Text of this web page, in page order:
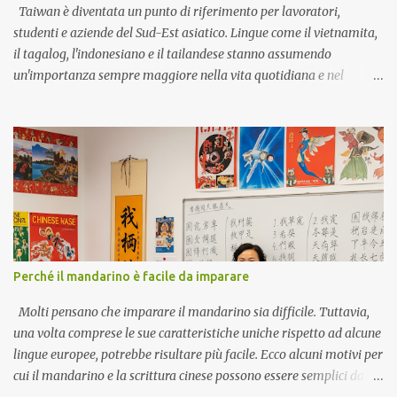
beni di prima necessità) Pasar = autostrada asfaltata Pinggir! =
Detto all'autista del trasporto ...
Taiwan è diventata un punto di riferimento per lavoratori,
studenti e aziende del Sud-Est asiatico. Lingue come il vietnamita,
il tagalog, l'indonesiano e il tailandese stanno assumendo
un'importanza sempre maggiore nella vita quotidiana e nel
Questo crea una domanda di comunicazione in queste lingue in
settori come la produzione, l'assistenza e l'edilizia. Politica
governativa La nuova politica di Taiwan per l'orientamento verso
il sud promuove legami più stretti con il Sud-est asiatico. Il
Ministero dell'Istruzione gestisce programmi linguistici dal 2017,
insegnando a oltre 30.000 studenti le lingue indonesiana,
thailandese, malese, birmana e vietnamita. Questi corsi ora
includono anche il vocabolario professionale per il mondo degli
affari e del commercio. Domanda del mercato del lavoro Le
offerte di lavoro a Taiwan mostrano una chia...
Perché il mandarino è facile da imparare
Molti pensano che imparare il mandarino sia difficile. Tuttavia,
una volta comprese le sue caratteristiche uniche rispetto ad alcune
lingue europee, potrebbe risultare più facile. Ecco alcuni motivi per
cui il mandarino e la scrittura cinese possono essere semplici da